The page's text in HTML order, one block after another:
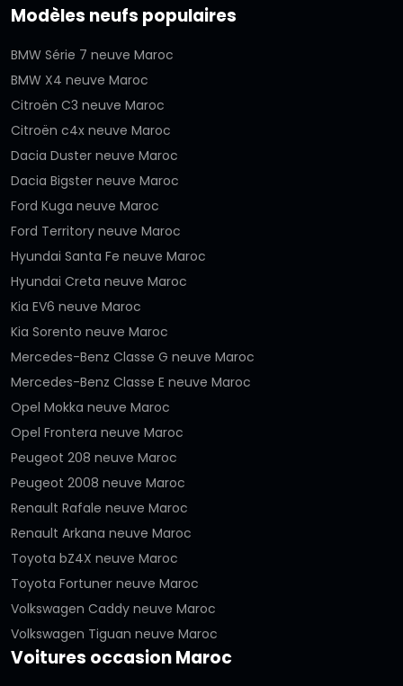
Modèles neufs populaires
BMW Série 7 neuve Maroc
BMW X4 neuve Maroc
Citroën C3 neuve Maroc
Citroën c4x neuve Maroc
Dacia Duster neuve Maroc
Dacia Bigster neuve Maroc
Ford Kuga neuve Maroc
Ford Territory neuve Maroc
Hyundai Santa Fe neuve Maroc
Hyundai Creta neuve Maroc
Kia EV6 neuve Maroc
Kia Sorento neuve Maroc
Mercedes-Benz Classe G neuve Maroc
Mercedes-Benz Classe E neuve Maroc
Opel Mokka neuve Maroc
Opel Frontera neuve Maroc
Peugeot 208 neuve Maroc
Peugeot 2008 neuve Maroc
Renault Rafale neuve Maroc
Renault Arkana neuve Maroc
Toyota bZ4X neuve Maroc
Toyota Fortuner neuve Maroc
Volkswagen Caddy neuve Maroc
Volkswagen Tiguan neuve Maroc
Voitures occasion Maroc